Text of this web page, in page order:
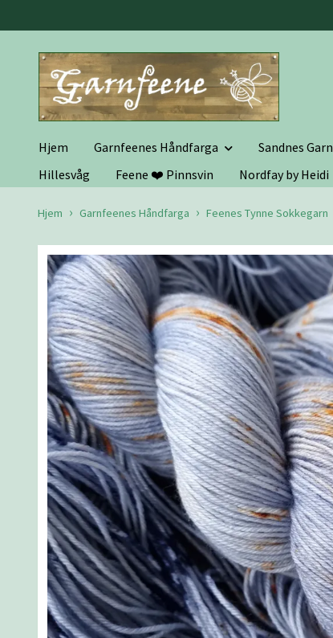
Hjem Garnfeenes Håndfarga Sandnes Garn
Hillesvåg
Feene ❤️ Pinnsvin Nordfay by Heidi
Hjem Garnfeenes Håndfarga Feenes Tynne Sokkegarn